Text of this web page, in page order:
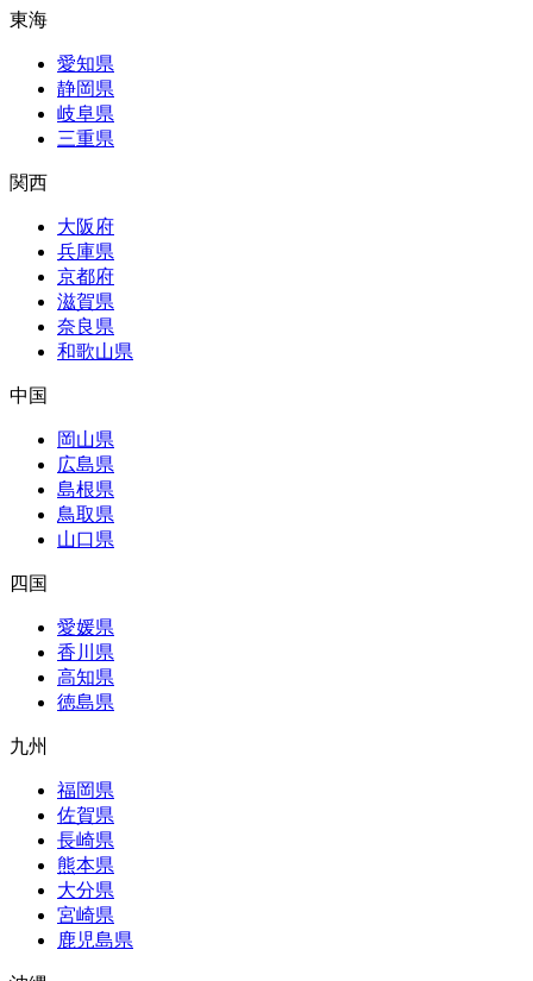
東海
愛知県
静岡県
岐阜県
三重県
関西
大阪府
兵庫県
京都府
滋賀県
奈良県
和歌山県
中国
岡山県
広島県
島根県
鳥取県
山口県
四国
愛媛県
香川県
高知県
徳島県
九州
福岡県
佐賀県
長崎県
熊本県
大分県
宮崎県
鹿児島県